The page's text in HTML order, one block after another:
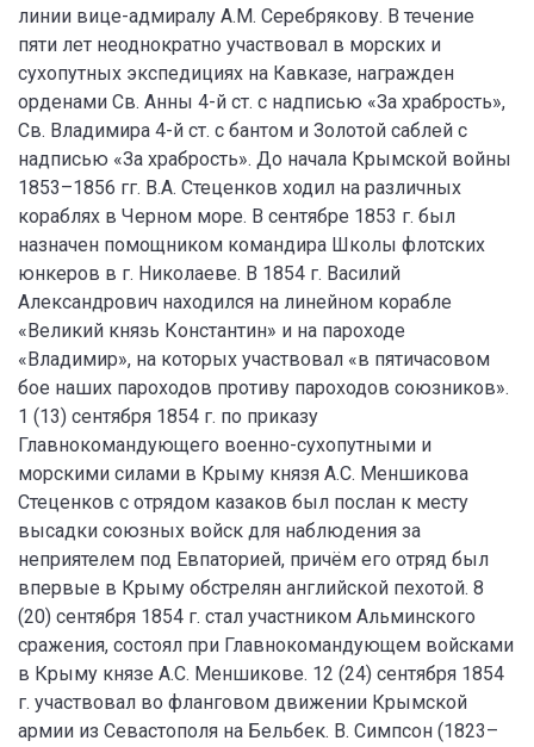
линии вице-адмиралу А.М. Серебрякову. В течение
пяти лет неоднократно участвовал в морских и
сухопутных экспедициях на Кавказе, награжден
орденами Св. Анны 4-й ст. с надписью «За храбрость»,
Св. Владимира 4-й ст. с бантом и Золотой саблей с
надписью «За храбрость». До начала Крымской войны
1853–1856 гг. В.А. Стеценков ходил на различных
кораблях в Черном море. В сентябре 1853 г. был
назначен помощником командира Школы флотских
юнкеров в г. Николаеве. В 1854 г. Василий
Александрович находился на линейном корабле
«Великий князь Константин» и на пароходе
«Владимир», на которых участвовал «в пятичасовом
бое наших пароходов противу пароходов союзников».
1 (13) сентября 1854 г. по приказу
Главнокомандующего военно-сухопутными и
морскими силами в Крыму князя А.С. Меншикова
Стеценков с отрядом казаков был послан к месту
высадки союзных войск для наблюдения за
неприятелем под Евпаторией, причём его отряд был
впервые в Крыму обстрелян английской пехотой. 8
(20) сентября 1854 г. стал участником Альминского
сражения, состоял при Главнокомандующем войсками
в Крыму князе А.С. Меншикове. 12 (24) сентября 1854
г. участвовал во фланговом движении Крымской
армии из Севастополя на Бельбек. В. Симпсон (1823–